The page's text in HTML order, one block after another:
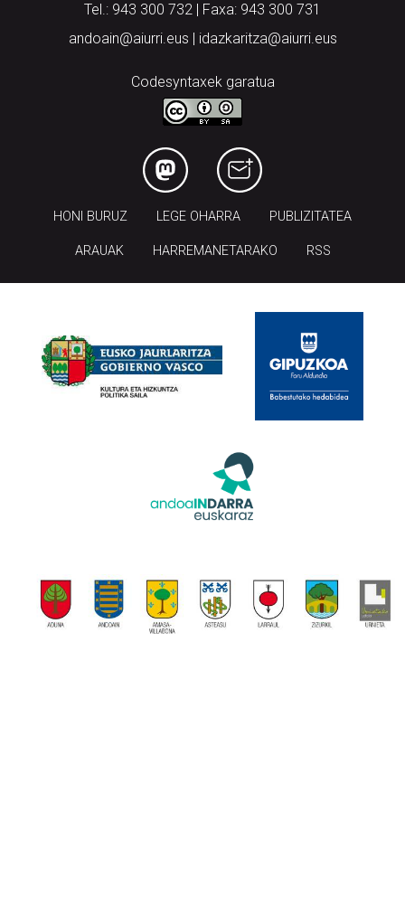
Tel.: 943 300 732 | Faxa: 943 300 731
andoain@aiurri.eus | idazkaritza@aiurri.eus
Codesyntaxek garatua
HONI BURUZ LEGE OHARRA PUBLIZITATEA
ARAUAK HARREMANETARAKO RSS